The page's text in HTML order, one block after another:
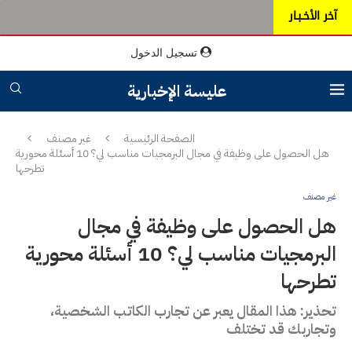
آخر الأخـبـار
تسجيل الدخول
عليسة الإخبارية
الصفحة الرئيسية
غير مصنف
هل الحصول على وظيفة في مجال البرمجيات مناسب لي؟ 10 أسئلة محورية
تطرحها
غير مصنف
هل الحصول على وظيفة في مجال
البرمجيات مناسب لي؟ 10 أسئلة محورية
تطرحها
تحذير: هذا المقال يعبر عن تجارب الكاتب الشخصية،
وتجاربك قد تختلف